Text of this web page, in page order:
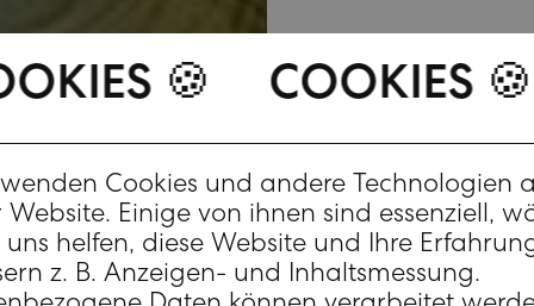
🍪
COOKIES 🍪
Cookies und andere Technologien
Website. Einige von ihnen sind essenziell,
helfen, diese Website und Ihre
z. B. Anzeigen- und Inhaltsmessung.
duo